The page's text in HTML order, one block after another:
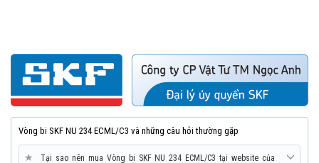
Vòng bi SKF NU 234 ECML/C3 và những câu hỏi thường gặp
★
Tại sao nên mua Vòng bi SKF NU 234 ECML/C3 tại website của